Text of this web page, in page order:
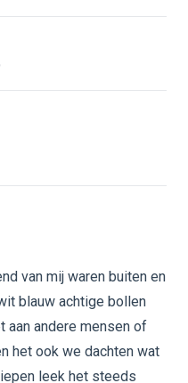
van mij waren buiten en
blauw achtige bollen
aan andere mensen of
het ook we dachten wat
leek het steeds